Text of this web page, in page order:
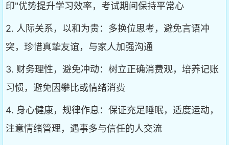
印"优势提升学习效率，考试期间保持平常心
2. 人际关系，以和为贵：多换位思考，避免言语冲
突，珍惜真挚友谊，与家人加强沟通
3. 财务理性，避免冲动：树立正确消费观，培养记账
习惯，避免因攀比或情绪消费
4. 身心健康，规律作息：保证充足睡眠，适度运动，
注意情绪管理，遇事多与信任的人交流